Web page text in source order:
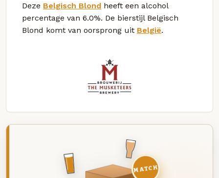
Deze Belgisch Blond heeft een alcohol
percentage van 6.0%. De bierstijl Belgisch
Blond komt van oorsprong uit België.
MATCH